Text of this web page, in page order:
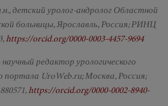
детский уролог-андролог Областной
больницы, Ярославль, Россия; РИНЦ
https://orcid.org/0000-0003-4457-9694
редактор урологического
портала UroWeb.ru; Москва, Россия;
https://orcid.org/0000-0002-8940-